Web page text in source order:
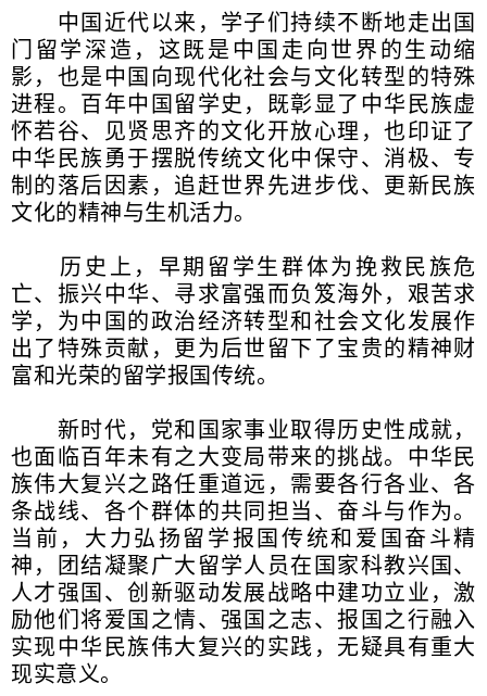
中国近代以来，学子们持续不断地走出国
门留学深造，这既是中国走向世界的生动缩
影，也是中国向现代化社会与文化转型的特殊
进程。百年中国留学史，既彰显了中华民族虚
怀若谷、见贤思齐的文化开放心理，也印证了
中华民族勇于摆脱传统文化中保守、消极、专
制的落后因素，追赶世界先进步伐、更新民族
文化的精神与生机活力。
历史上，早期留学生群体为挽救民族危
亡、振兴中华、寻求富强而负笈海外，艰苦求
学，为中国的政治经济转型和社会文化发展作
出了特殊贡献，更为后世留下了宝贵的精神财
富和光荣的留学报国传统。
新时代，党和国家事业取得历史性成就，
也面临百年未有之大变局带来的挑战。中华民
族伟大复兴之路任重道远，需要各行各业、各
条战线、各个群体的共同担当、奋斗与作为。
当前，大力弘扬留学报国传统和爱国奋斗精
神，团结凝聚广大留学人员在国家科教兴国、
人才强国、创新驱动发展战略中建功立业，激
励他们将爱国之情、强国之志、报国之行融入
实现中华民族伟大复兴的实践，无疑具有重大
现实意义。